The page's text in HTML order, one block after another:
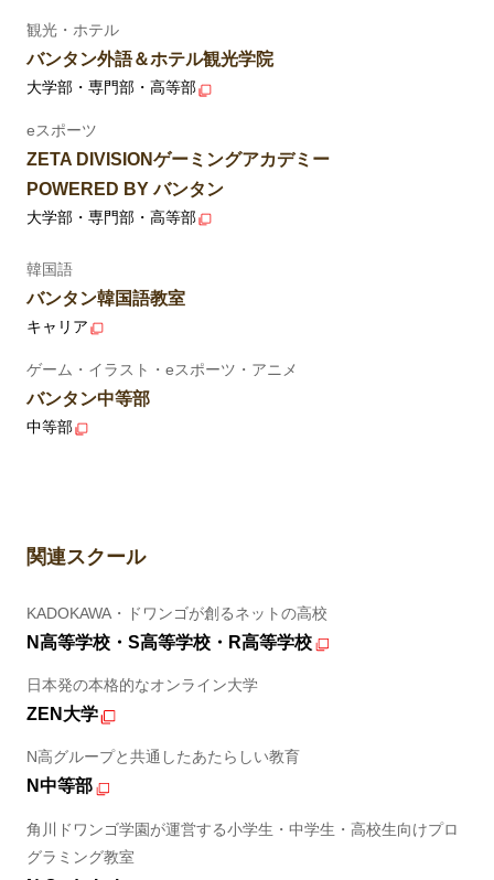
観光・ホテル
バンタン外語＆ホテル観光学院
大学部・専門部・高等部
eスポーツ
ZETA DIVISIONゲーミングアカデミー
POWERED BY バンタン
大学部・専門部・高等部
韓国語
バンタン韓国語教室
キャリア
ゲーム・イラスト・eスポーツ・アニメ
バンタン中等部
中等部
関連スクール
KADOKAWA・ドワンゴが創るネットの高校
N高等学校・S高等学校・R高等学校
日本発の本格的なオンライン大学
ZEN大学
N高グループと共通したあたらしい教育
N中等部
角川ドワンゴ学園が運営する小学生・中学生・高校生向けプロ
グラミング教室